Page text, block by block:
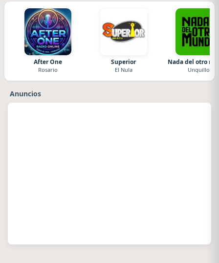
After One
Rosario
Superior
El Nula
Nada del otro
Unquillo
Anuncios